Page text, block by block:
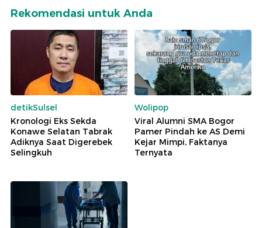
Rekomendasi untuk Anda
detikSulsel
Kronologi Eks Sekda
Konawe Selatan Tabrak
Adiknya Saat Digerebek
Selingkuh
Wolipop
Viral Alumni SMA Bogor
Pamer Pindah ke AS Demi
Kejar Mimpi, Faktanya
Ternyata